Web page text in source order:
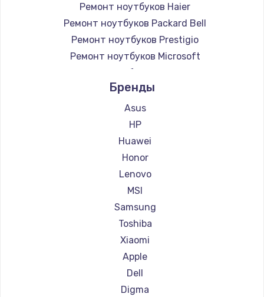
Ремонт ноутбуков Haier
Ремонт ноутбуков Packard Bell
Ремонт ноутбуков Prestigio
Ремонт ноутбуков Microsoft
Ремонт ноутбуков Alienware
Ремонт ноутбуков Aquarius
Ремонт ноутбуков Gigabyte
Ремонт ноутбуков Aorus
Ремонт ноутбуков Maibenben
Ремонт ноутбуков Getac
Ремонт ноутбуков Epson
Ремонт ноутбуков Philips
Ремонт ноутбуков LG
Ремонт ноутбуков Panasonic
Ремонт ноутбуков Irbis
Ремонт ноутбуков Thunderobot
Ремонт ноутбуков Hasee
Ремонт ноутбуков ZTE
Бренды
Asus
HP
Huawei
Honor
Lenovo
MSI
Samsung
Toshiba
Xiaomi
Apple
Dell
Digma